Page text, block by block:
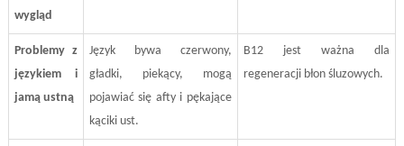
wygląd
Problemy z
językiem i
jamą ustną
Język bywa czerwony,
gładki, piekący, mogą
pojawiać się afty i pękające
kąciki ust.
B12 jest ważna dla
regeneracji błon śluzowych.